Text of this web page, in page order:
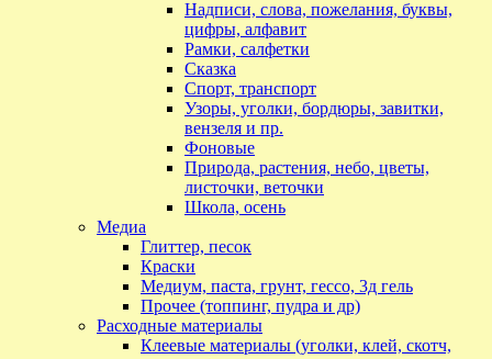
Надписи, слова, пожелания, буквы,
цифры, алфавит
Рамки, салфетки
Сказка
Спорт, транспорт
Узоры, уголки, бордюры, завитки,
вензеля и пр.
Фоновые
Природа, растения, небо, цветы,
листочки, веточки
Школа, осень
Медиа
Глиттер, песок
Краски
Медиум, паста, грунт, гессо, 3д гель
Прочее (топпинг, пудра и др)
Расходные материалы
Клеевые материалы (уголки, клей, скотч,